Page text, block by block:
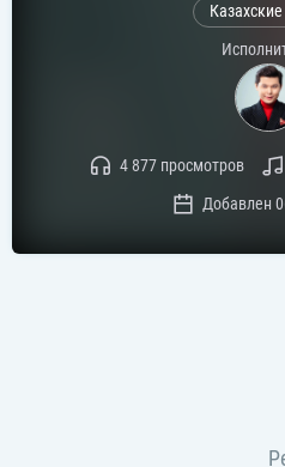
4 877 просмотров
Добавлен